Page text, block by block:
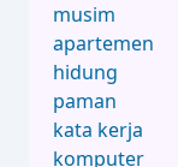
musim
apartemen
hidung
paman
kata kerja
komputer